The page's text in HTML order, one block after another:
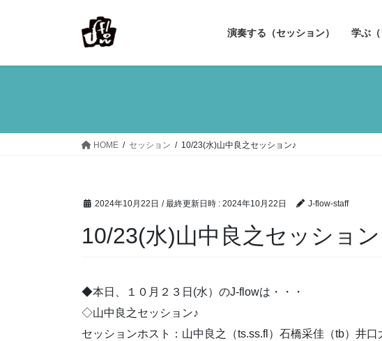
演奏する（セッション） 学ぶ（
HOME セッション 10/23(水)山中良之セッション♪
2024年10月22日 / 最終更新日時 : 2024年10月22日 J-flow-staff
10/23(水)山中良之セッション
◆本日、１０月２３日(水）のJ-flowは・・・
◇山中良之セッション♪
セッションホスト：山中良之（ts.ss.fl）石橋采佳（tb）井口